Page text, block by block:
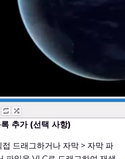
추가 (선택 사항)
드래그하거나 자막 > 자막 파